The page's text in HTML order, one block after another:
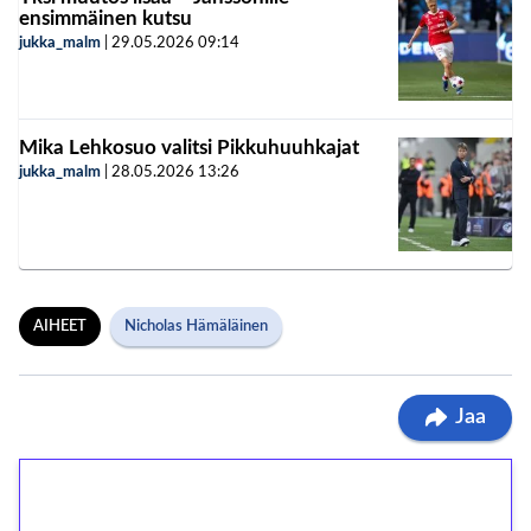
ensimmäinen kutsu
jukka_malm 29.05.2026 09:14
Mika Lehkosuo valitsi Pikkuhuuhkajat
jukka_malm 28.05.2026 13:26
AIHEET Nicholas Hämäläinen
Jaa